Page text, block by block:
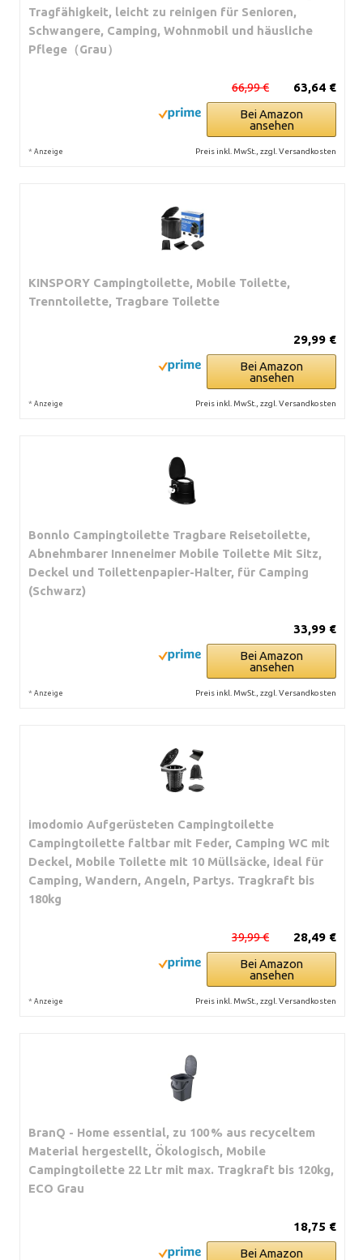
Tragfähigkeit, leicht zu reinigen für Senioren,
Schwangere, Camping, Wohnmobil und häusliche
Pflege（Grau）
63,64 €
66,99 €
Bei Amazon
ansehen
* Anzeige Preis inkl. MwSt., zzgl. Versandkosten
KINSPORY Campingtoilette, Mobile Toilette,
Trenntoilette, Tragbare Toilette
29,99 €
Bei Amazon
ansehen
* Anzeige Preis inkl. MwSt., zzgl. Versandkosten
Bonnlo Campingtoilette Tragbare Reisetoilette,
Abnehmbarer Inneneimer Mobile Toilette Mit Sitz,
Deckel und Toilettenpapier-Halter, für Camping
(Schwarz)
33,99 €
Bei Amazon
ansehen
* Anzeige Preis inkl. MwSt., zzgl. Versandkosten
imodomio Aufgerüsteten Campingtoilette
Campingtoilette faltbar mit Feder, Camping WC mit
Deckel, Mobile Toilette mit 10 Müllsäcke, ideal für
Camping, Wandern, Angeln, Partys. Tragkraft bis
180kg
28,49 €
39,99 €
Bei Amazon
ansehen
* Anzeige Preis inkl. MwSt., zzgl. Versandkosten
BranQ - Home essential, zu 100 % aus recyceltem
Material hergestellt, Ökologisch, Mobile
Campingtoilette 22 Ltr mit max. Tragkraft bis 120kg,
ECO Grau
18,75 €
Bei Amazon